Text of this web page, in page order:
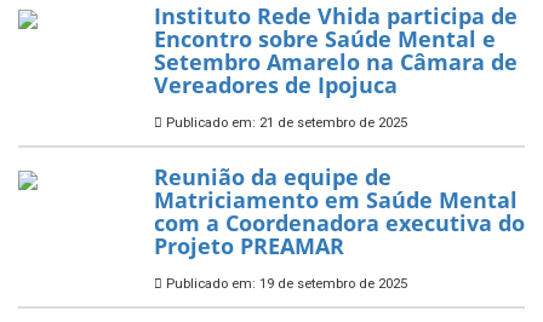
Instituto Rede Vhida participa de
Encontro sobre Saúde Mental e
Setembro Amarelo na Câmara de
Vereadores de Ipojuca
Publicado em: 21 de setembro de 2025
Reunião da equipe de
Matriciamento em Saúde Mental
com a Coordenadora executiva do
Projeto PREAMAR
Publicado em: 19 de setembro de 2025